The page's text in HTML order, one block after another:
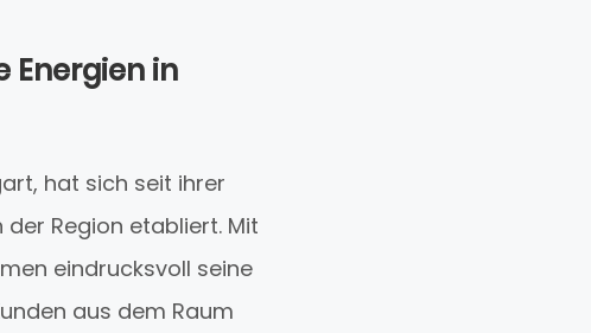
Energien in
hat sich seit ihrer
Region etabliert. Mit
eindrucksvoll seine
aus dem Raum